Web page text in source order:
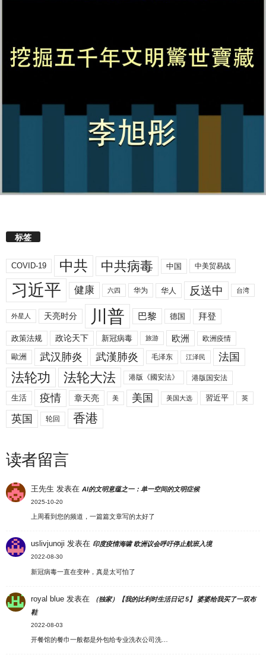
标签
COVID-19 中共 中共病毒 中国 中美贸易战
习近平 健康 六四 华为 华人 反送中 台湾
外星人 天亮时分 川普 巴黎 德国 拜登
政策法规 政论天下 新冠病毒 旅游 欧洲 欧洲疫情
歐洲 武汉肺炎 武漢肺炎 毛泽东 江泽民 法国
法轮功 法轮大法 港版《國安法》 港版国安法
生活 疫情 章天亮 美 美国 美国大选 習近平 英
英国 轮回 香港
读者留言
王先生 发表在AI的文明意蕴之一：单一空间的文明症候
2025-10-20
上周看到您的频道，一篇篇文章写的太好了
uslivjunoji 发表在 印度疫情海啸 欧洲议会呼吁停止航班入境
2022-08-30
新冠病毒一直在变种，真是太可怕了
royal blue 发表在
（独家）【我的比利时生活日记 5】 婆婆给我买了一双布
鞋
2022-08-03
开餐馆的餐巾一般都是外包给专业洗衣公司洗…